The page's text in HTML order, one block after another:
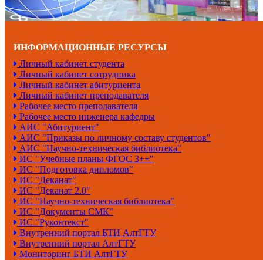
ИНФОРМАЦИОННЫЕ РЕСУРСЫ
Личный кабинет студента
Личный кабинет сотрудника
Личный кабинет абитуриента
Личный кабинет преподавателя
Рабочее место преподавателя
Рабочее место инженера кафедры
АИС "Абитуриент"
АИС "Приказы по личному составу студентов"
АИС "Научно-техническая библиотека"
ИС "Учебные планы ФГОС 3++"
ИС "Подготовка дипломов"
ИС "Деканат"
ИС "Деканат 2.0"
ИС "Научно-техническая библиотека"
ИС "Документы СМК"
ИС "Руконтекст"
Внутренний портал БТИ АлтГТУ
Внутренний портал АлтГТУ
Мониторинг БТИ АлтГТУ